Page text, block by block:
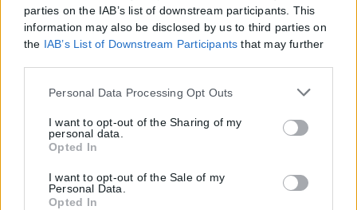
parties on the IAB’s list of downstream participants. This
information may also be disclosed by us to third parties on
the IAB’s List of Downstream Participants that may further
Please note that this website/app uses one or more Google
but not limited to your visit or usage behaviour. You may
click to grant or deny consent to Google and its third-party
tags to use your data for below specified purposes in below
Google consent section.
Personal Data Processing Opt Outs
I want to opt-out of the Sharing of my
personal data.
Opted In
I want to opt-out of the Sale of my
Personal Data.
Opted In